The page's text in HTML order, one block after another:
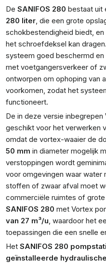
De SANIFOS 280 bestaat uit
280 liter, die een grote
schokbestendigheid biedt,
het schroefdeksel kan
systeem goed beschermd en
met voetgangersverkeer of
ontworpen om ophoping van
voorkomen, zodat het
functioneert.
De in deze versie inbegrepen
geschikt voor het verwerken
omdat de vortex-waaier de
50 mm in diameter mogelijk
verstoppingen wordt
voor omgevingen waar
stoffen of zwaar afval moet
commerciële ruimtes of
SANIFOS 280 met Vortex
van 27 m³/u, waardoor het
toepassingen die een snelle
Het SANIFOS 280
geïnstalleerde